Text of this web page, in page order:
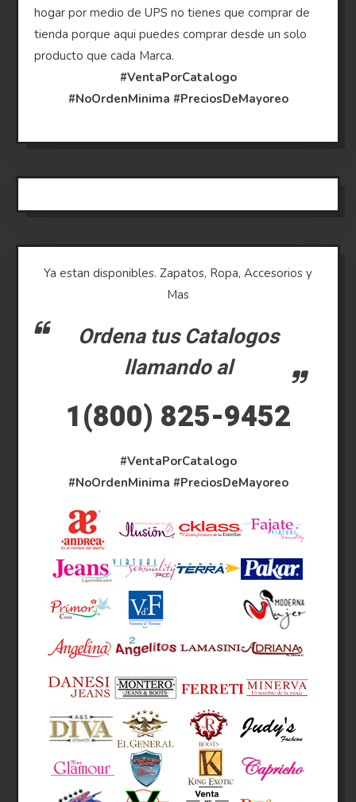
hogar por medio de UPS no tienes que comprar de
tienda porque aqui puedes comprar desde un solo
producto que cada Marca.
#VentaPorCatalogo
#NoOrdenMinima #PreciosDeMayoreo
Ya estan disponibles. Zapatos, Ropa, Accesorios y
Mas
Ordena tus Catalogos
llamando al
1(800) 825-9452
#VentaPorCatalogo
#NoOrdenMinima #PreciosDeMayoreo